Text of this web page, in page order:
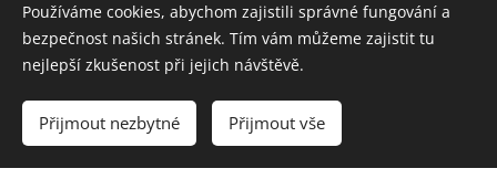
Používáme cookies, abychom zajistili správné fungování a
bezpečnost našich stránek. Tím vám můžeme zajistit tu
nejlepší zkušenost při jejich návštěvě.
Přijmout nezbytné Přijmout vše